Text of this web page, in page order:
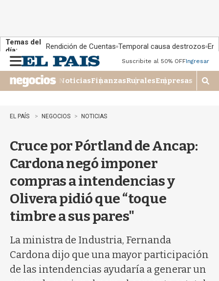
Temas del
día:
Rendición de Cuentas Temporal causa destrozos En
n
u
Suscribite al 50% OFFIngresar
NoticiasFinanzasRuralesEmpresas
M
o
EL PAÍS NEGOCIOS NOTICIAS
Cruce por Pórtland de Ancap:
Cardona negó imponer
compras a intendencias y
Olivera pidió que “toque
timbre a sus pares"
La ministra de Industria, Fernanda
Cardona dijo que una mayor participación
de las intendencias ayudaría a generar un